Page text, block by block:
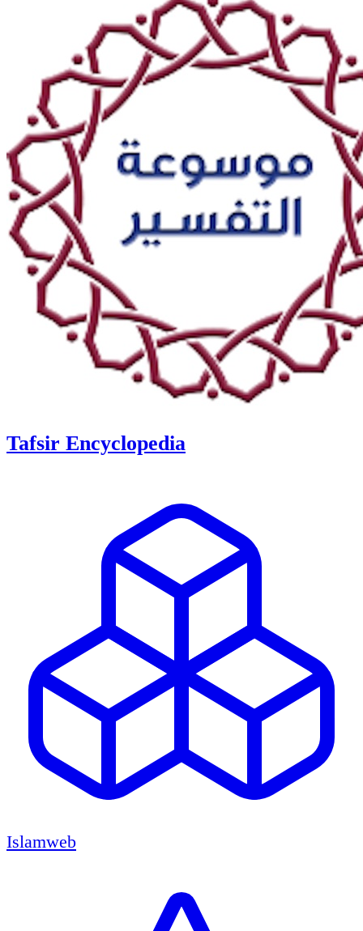
Tafsir Encyclopedia
Islamweb